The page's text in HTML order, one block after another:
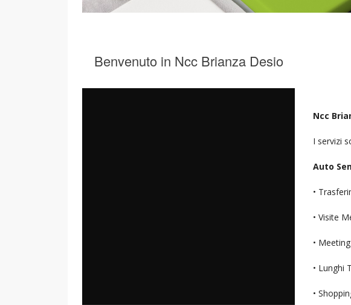
Benvenuto in Ncc Brianza Desio
Ncc
I servizi
Auto
•
• Visite
•
• Lunghi
•